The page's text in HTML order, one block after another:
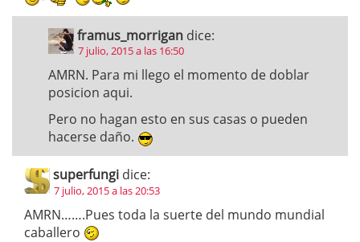
framus_morrigan dice:
7 julio, 2015 a las 16:50
AMRN. Para mi llego el momento de doblar
posicion aqui.
Pero no hagan esto en sus casas o pueden
hacerse daño.
superfungi dice:
7 julio, 2015 a las 20:53
AMRN…….Pues toda la suerte del mundo mundial
caballero